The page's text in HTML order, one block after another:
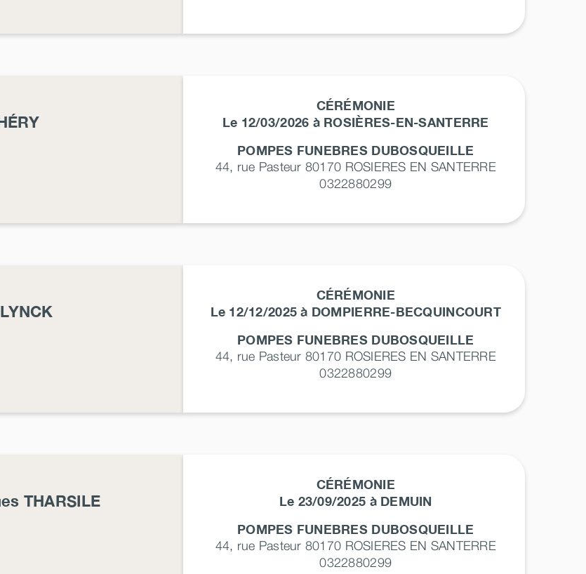
CÉRÉMONIE
Le 12/03/2026 à ROSIÈRES-EN-SANTERRE
POMPES FUNEBRES DUBOSQUEILLE
44, rue Pasteur 80170 ROSIERES EN SANTERRE
0322880299
CÉRÉMONIE
Le 12/12/2025 à DOMPIERRE-BECQUINCOURT
POMPES FUNEBRES DUBOSQUEILLE
44, rue Pasteur 80170 ROSIERES EN SANTERRE
0322880299
THARSILE
CÉRÉMONIE
Le 23/09/2025 à DEMUIN
POMPES FUNEBRES DUBOSQUEILLE
44, rue Pasteur 80170 ROSIERES EN SANTERRE
0322880299